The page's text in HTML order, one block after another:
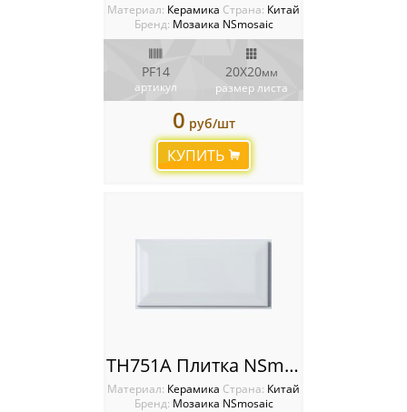
Материал: Керамика Cтрана: Китай
Бренд: Мозаика NSmosaic
PF14
артикул
20X20мм
размер листа
0 руб/шт
КУПИТЬ
TH751A Плитка NSmosaic
Материал: Керамика Cтрана: Китай
Бренд: Мозаика NSmosaic